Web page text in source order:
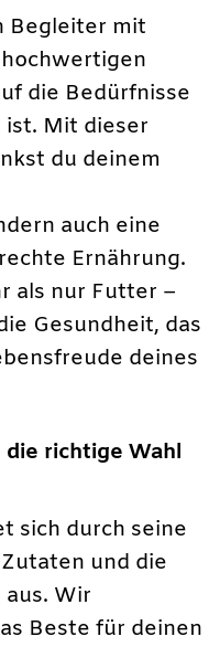
Begleiter mit
die Bedürfnisse
Mit dieser
du deinem
auch eine
Ernährung.
als nur Futter –
Gesundheit, das
deines
richtige Wahl
sich durch seine
und die
Wir
Beste für deinen